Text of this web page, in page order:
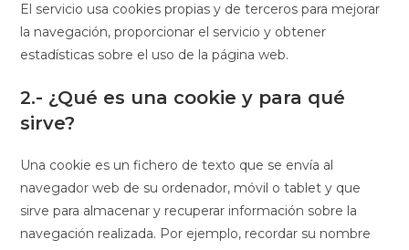
El servicio usa cookies propias y de terceros para mejorar
la navegación, proporcionar el servicio y obtener
estadísticas sobre el uso de la página web.
2.- ¿Qué es una cookie y para qué
sirve?
Una cookie es un fichero de texto que se envía al
navegador web de su ordenador, móvil o tablet y que
sirve para almacenar y recuperar información sobre la
navegación realizada. Por ejemplo, recordar su nombre